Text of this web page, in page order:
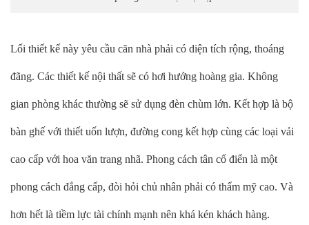
Lối thiết kế này yêu cầu căn nhà phải có diện tích rộng, thoáng
đãng. Các thiết kế nội thất sẽ có hơi hướng hoàng gia. Không
gian phòng khác thường sẽ sử dụng đèn chùm lớn. Kết hợp là bộ
bàn ghế với thiết uốn lượn, đường cong kết hợp cùng các loại vải
cao cấp với hoa văn trang nhã. Phong cách tân cổ điển là một
phong cách đẳng cấp, đòi hỏi chủ nhân phải có thẩm mỹ cao. Và
hơn hết là tiềm lực tài chính mạnh nên khá kén khách hàng.